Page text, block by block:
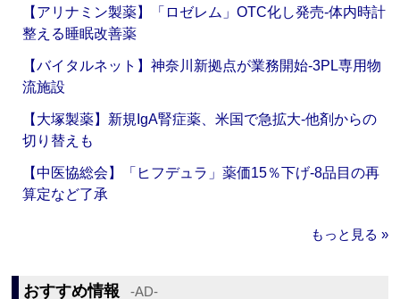
【アリナミン製薬】「ロゼレム」OTC化し発売‐体内時計
整える睡眠改善薬
【バイタルネット】神奈川新拠点が業務開始‐3PL専用物
流施設
【大塚製薬】新規IgA腎症薬、米国で急拡大‐他剤からの
切り替えも
【中医協総会】「ヒフデュラ」薬価15％下げ‐8品目の再
算定など了承
もっと見る »
おすすめ情報 ‐AD‐